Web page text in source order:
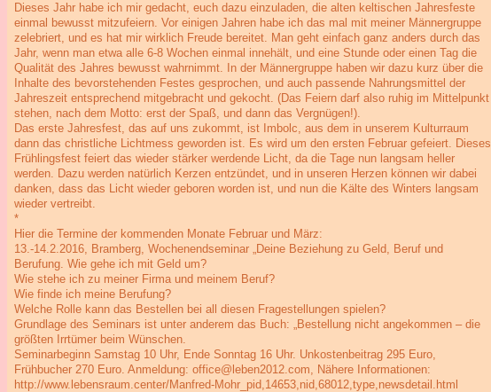
Dieses Jahr habe ich mir gedacht, euch dazu einzuladen, die alten keltischen Jahresfeste
einmal bewusst mitzufeiern. Vor einigen Jahren habe ich das mal mit meiner Männergruppe
zelebriert, und es hat mir wirklich Freude bereitet. Man geht einfach ganz anders durch das
Jahr, wenn man etwa alle 6-8 Wochen einmal innehält, und eine Stunde oder einen Tag die
Qualität des Jahres bewusst wahrnimmt. In der Männergruppe haben wir dazu kurz über die
Inhalte des bevorstehenden Festes gesprochen, und auch passende Nahrungsmittel der
Jahreszeit entsprechend mitgebracht und gekocht. (Das Feiern darf also ruhig im Mittelpunkt
stehen, nach dem Motto: erst der Spaß, und dann das Vergnügen!).
Das erste Jahresfest, das auf uns zukommt, ist Imbolc, aus dem in unserem Kulturraum
dann das christliche Lichtmess geworden ist. Es wird um den ersten Februar gefeiert. Dieses
Frühlingsfest feiert das wieder stärker werdende Licht, da die Tage nun langsam heller
werden. Dazu werden natürlich Kerzen entzündet, und in unseren Herzen können wir dabei
danken, dass das Licht wieder geboren worden ist, und nun die Kälte des Winters langsam
wieder vertreibt.
*
Hier die Termine der kommenden Monate Februar und März:
13.-14.2.2016, Bramberg, Wochenendseminar „Deine Beziehung zu Geld, Beruf und
Berufung. Wie gehe ich mit Geld um?
Wie stehe ich zu meiner Firma und meinem Beruf?
Wie finde ich meine Berufung?
Welche Rolle kann das Bestellen bei all diesen Fragestellungen spielen?
Grundlage des Seminars ist unter anderem das Buch: „Bestellung nicht angekommen – die
größten Irrtümer beim Wünschen.
Seminarbeginn Samstag 10 Uhr, Ende Sonntag 16 Uhr. Unkostenbeitrag 295 Euro,
Frühbucher 270 Euro. Anmeldung: office@leben2012.com, Nähere Informationen:
http://www.lebensraum.center/Manfred-Mohr_pid,14653,nid,68012,type,newsdetail.html